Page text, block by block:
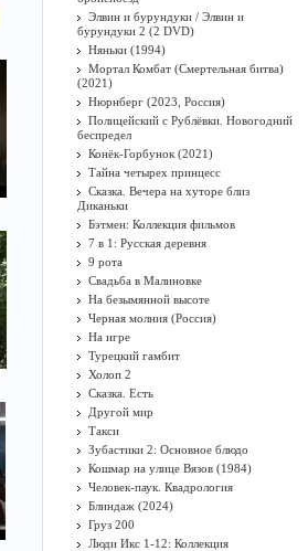
Элвин и бурундуки / Элвин и
бурундуки 2 (2 DVD)
Няньки (1994)
Мортал Комбат (Смертельная битва)
(2021)
Нюрнберг (2023, Россия)
Полицейский с Рублёвки. Новогодний
беспредел
Конёк-Горбунок (2021)
Тайна четырех принцесс
Сказка. Вечера на хуторе близ
Диканьки
Бэтмен: Коллекция фильмов
7 в 1: Русская деревня
9 рота
Свадьба в Малиновке
На безымянной высоте
Черная молния (Россия)
На игре
Турецкий гамбит
Холоп 2
Сказка. Есть
Другой мир
Такси
Зубастики 2: Основное блюдо
Кошмар на улице Вязов (1984)
Человек-паук. Квадрология
Блиндаж (2024)
Груз 200
Люди Икс 1-12: Коллекция